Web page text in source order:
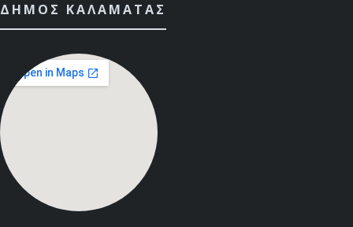
ΔΉΜΟΣ ΚΑΛΑΜΆΤΑΣ